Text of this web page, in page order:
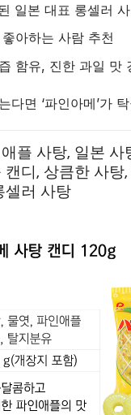
일본 대표 롱셀러
아하는 사람 추천
함유, 진한 과일 맛
다면 ‘파인아메’가
플 사탕, 일본 사
디, 상큼한 사탕
셀러 사탕